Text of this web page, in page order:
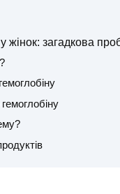
жінок: загадкова